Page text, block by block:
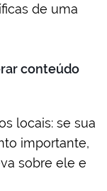
de uma
conteúdo
locais: se sua
importante,
sobre ele e